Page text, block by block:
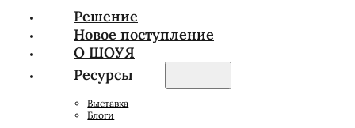
Решение
Новое поступление
О ШОУЯ
Ресурсы
Выставка
Блоги